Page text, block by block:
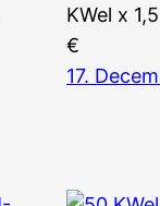
KWel x
€
17.